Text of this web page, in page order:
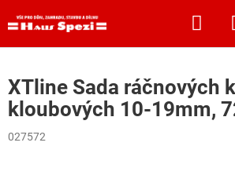
na
XTline Sada ráčnových
kloubových 10-19mm,
027572